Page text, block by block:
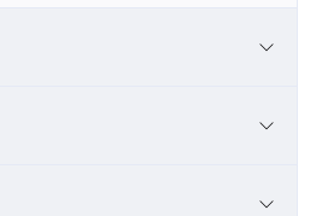
EUR, ovisno o masi
možete vratiti u roku od
14